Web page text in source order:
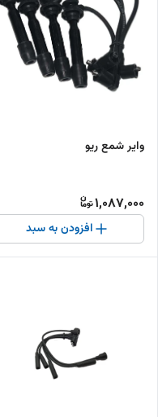
وایر شمع ریو
1,087,000
افزودن به سبد